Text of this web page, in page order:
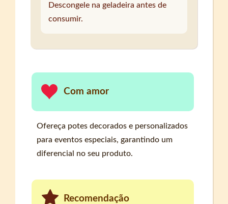
Descongele na geladeira antes de
consumir.
Com amor
Ofereça potes decorados e personalizados
para eventos especiais, garantindo um
diferencial no seu produto.
Recomendação